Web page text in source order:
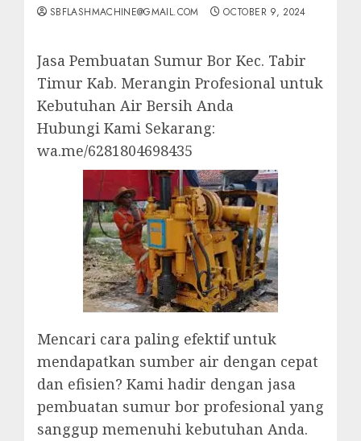
SBFLASHMACHINE@GMAIL.COM OCTOBER 9, 2024
Jasa Pembuatan Sumur Bor Kec. Tabir
Timur Kab. Merangin Profesional untuk
Kebutuhan Air Bersih Anda
Hubungi Kami Sekarang:
wa.me/6281804698435
Mencari cara paling efektif untuk
mendapatkan sumber air dengan cepat
dan efisien? Kami hadir dengan jasa
pembuatan sumur bor profesional yang
sanggup memenuhi kebutuhan Anda.